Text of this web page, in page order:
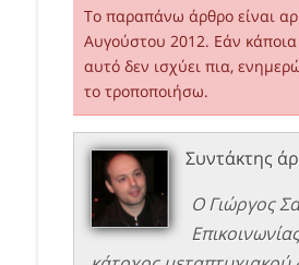
Το παραπάνω άρθρο είναι
Αυγούστου 2012. Εάν
αυτό δεν ισχύει πια,
το τροποποιήσω.
Συντάκτης
Ο Γιώργος